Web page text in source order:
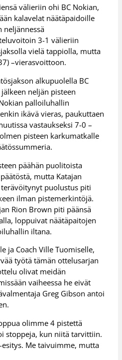
välieriin ohi BC Nokian,
kalavelat näätäpaidoille
neljännessä
3-1 välieriin
vielä tappiolla, mutta
–vierasvoittoon.
alkupuolella BC
neljän pisteen
palloiluhallin
ikävä vieras, paukuttaen
vastaukseksi 7-0 –
pisteen karkumatkalle
päähän puolitoista
mutta Katajan
puolustus piti
ilman pistemerkintöjä.
Rion Brown piti päänsä
loppuivat näätäpaitojen
iltana.
ja Coach Ville Tuomiselle,
työtä tämän ottelusarjan
olivat meidän
vaiheessa he eivät
Greg Gibson antoi
olimme 4 pistettä
stoppeja, kun niitä tarvittiin.
Me taivuimme, mutta